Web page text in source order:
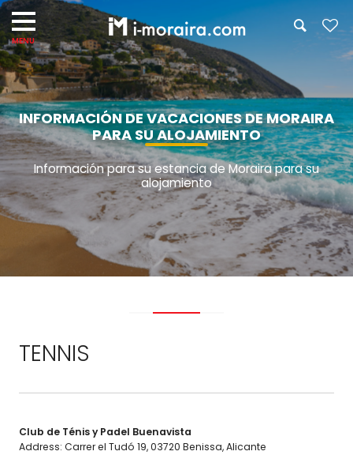
INFORMACIÓN DE VACACIONES DE MORAIRA
PARA SU ALOJAMIENTO
Información para su estancia de Moraira para su
alojamiento
TENNIS
Club de Ténis y Padel Buenavista
Address: Carrer el Tudó 19, 03720 Benissa, Alicante